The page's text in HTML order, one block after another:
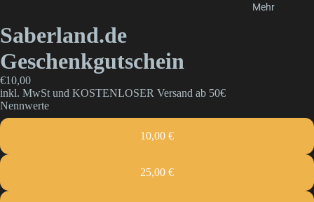
Mehr
Saberland.de
Geschenkgutschein
€10,00
inkl. MwSt und KOSTENLOSER Versand ab 50€
Nennwerte
10,00 €
25,00 €